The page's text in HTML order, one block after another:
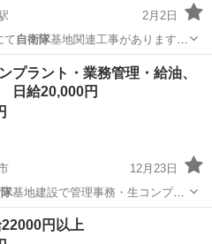
2月2日
て自衛隊基地関連工事があります。
その他 未経験
ラント・業務管理・給油、
日給20,000円
12月23日
基地建設で管理事務・生コンプラ
生コン
円以上